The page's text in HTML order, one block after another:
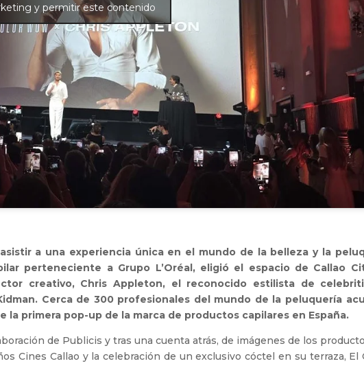
y permitir este contenido
a una experiencia única en el mundo de la belleza y la
perteneciente a Grupo L’Oréal, eligió el espacio de Callao
creativo, Chris Appleton, el reconocido estilista de
Cerca de 300 profesionales del mundo de la peluquería
primera pop-up de la marca de productos capilares en España.
de Publicis y tras una cuenta atrás, de imágenes de los
Cines Callao y la celebración de un exclusivo cóctel en su terraza, El